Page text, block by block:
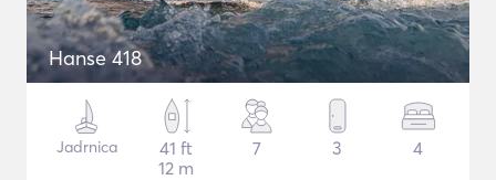
Hanse 418
Jadrnica
41 ft
12 m
7 3 4